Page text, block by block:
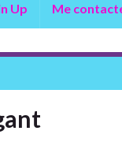
Up Me